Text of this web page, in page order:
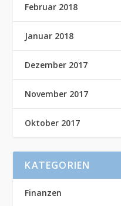
Februar 2018
Januar 2018
Dezember 2017
November 2017
Oktober 2017
KATEGORIEN
Finanzen